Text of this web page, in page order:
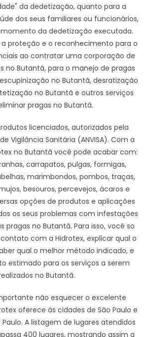
da dedetização, quanto para a
dos seus familiares ou funcionários,
da dedetização executada.
proteção e o reconhecimento para o
ao contratar uma corporação de
no Butantã, para o manejo de pragas
no Butantã, desratização
no Butantã e outros serviços
pragas no Butantã.
licenciados, autorizados pela
Vigilância Sanitária (ANVISA). Com a
no Butantã você pode acabar com:
carrapatos, pulgas, formigas,
marimbondos, pombos, traças,
besouros, percevejos, ácaros e
opções de produtos e aplicações
os seus problemas com infestações
pragas no Butantã. Para isso, você so
com a Hidrotex, explicar qual o
qual o melhor método indicado, e
estimado para os serviços a serem
no Butantã.
não esquecer o excelente
oferece às cidades de São Paulo e
Paulo. A listagem de lugares atendidos
400 lugares, mostrando assim a